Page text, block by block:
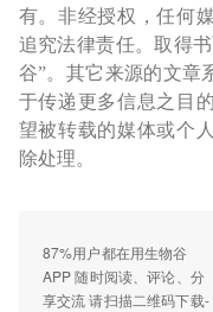
有。非经授权，任何
追究法律责任。取得
谷”。其它来源的文章
于传递更多信息之目
望被转载的媒体或个
除处理。
87%用户都在用生物谷
APP 随时阅读、评论、分
享交流 请扫描二维码下载-